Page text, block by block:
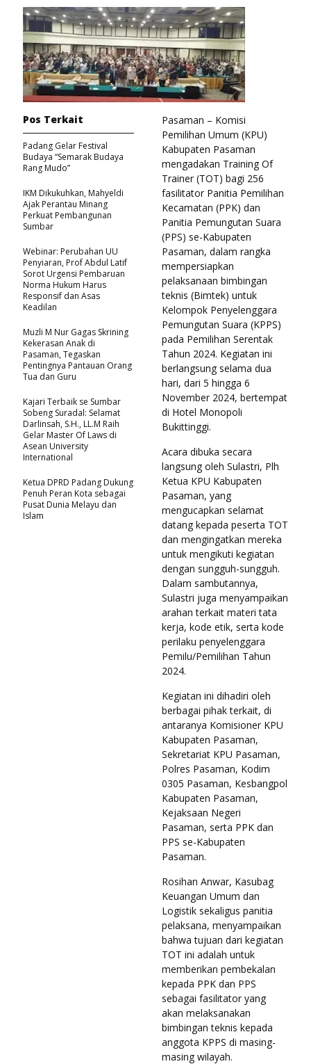
Pasaman – Komisi
Pemilihan Umum (KPU)
Kabupaten Pasaman
mengadakan Training Of
Trainer (TOT) bagi 256
fasilitator Panitia Pemilihan
Kecamatan (PPK) dan
Panitia Pemungutan Suara
(PPS) se-Kabupaten
Pasaman, dalam rangka
mempersiapkan
pelaksanaan bimbingan
teknis (Bimtek) untuk
Kelompok Penyelenggara
Pemungutan Suara (KPPS)
pada Pemilihan Serentak
Tahun 2024. Kegiatan ini
berlangsung selama dua
hari, dari 5 hingga 6
November 2024, bertempat
di Hotel Monopoli
Bukittinggi.
Acara dibuka secara
langsung oleh Sulastri, Plh
Ketua KPU Kabupaten
Pasaman, yang
mengucapkan selamat
datang kepada peserta TOT
dan mengingatkan mereka
untuk mengikuti kegiatan
dengan sungguh-sungguh.
Dalam sambutannya,
Sulastri juga menyampaikan
arahan terkait materi tata
kerja, kode etik, serta kode
perilaku penyelenggara
Pemilu/Pemilihan Tahun
2024.
Kegiatan ini dihadiri oleh
berbagai pihak terkait, di
antaranya Komisioner KPU
Kabupaten Pasaman,
Sekretariat KPU Pasaman,
Polres Pasaman, Kodim
0305 Pasaman, Kesbangpol
Kabupaten Pasaman,
Kejaksaan Negeri
Pasaman, serta PPK dan
PPS se-Kabupaten
Pasaman.
Rosihan Anwar, Kasubag
Keuangan Umum dan
Logistik sekaligus panitia
pelaksana, menyampaikan
bahwa tujuan dari kegiatan
TOT ini adalah untuk
memberikan pembekalan
kepada PPK dan PPS
sebagai fasilitator yang
akan melaksanakan
bimbingan teknis kepada
anggota KPPS di masing-
masing wilayah.
Pos Terkait
Padang Gelar Festival
Budaya “Semarak Budaya
Rang Mudo”
IKM Dikukuhkan, Mahyeldi
Ajak Perantau Minang
Perkuat Pembangunan
Sumbar
Webinar: Perubahan UU
Penyiaran, Prof Abdul Latif
Sorot Urgensi Pembaruan
Norma Hukum Harus
Responsif dan Asas
Keadilan
Muzli M Nur Gagas Skrining
Kekerasan Anak di
Pasaman, Tegaskan
Pentingnya Pantauan Orang
Tua dan Guru
Kajari Terbaik se Sumbar
Sobeng Suradal: Selamat
Darlinsah, S.H., LL.M Raih
Gelar Master Of Laws di
Asean University
International
Ketua DPRD Padang Dukung
Penuh Peran Kota sebagai
Pusat Dunia Melayu dan
Islam